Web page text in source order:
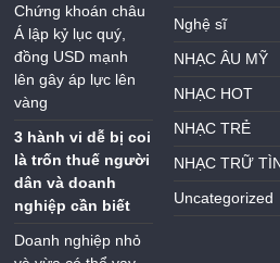
Chứng khoán châu
Á lập kỷ lục quý,
đồng USD mạnh
lên gây áp lực lên
vàng
3 hành vi dễ bị coi
là trốn thuế người
dân và doanh
nghiệp cần biết
Doanh nghiệp nhỏ
Nghệ sĩ
NHẠC ÂU MỸ
NHẠC HOT
NHẠC TRẺ
NHẠC TRỮ
Uncategorized